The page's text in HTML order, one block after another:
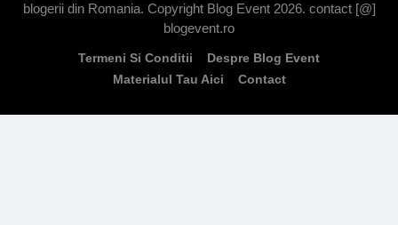
blogerii din Romania. Copyright Blog Event 2026. contact [@]
blogevent.ro
Termeni Si Conditii
Despre Blog Event
Materialul Tau Aici
Contact